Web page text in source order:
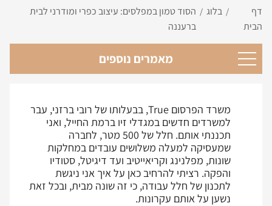
דף
הבית
/ בלוג / הסוד טמון במפלסים: עיצוב כפרי ומודרני לבית
ברעננה
מאמרים נוספים
משרד הפרסום True, בבעלותו של רובי ברזני, עבר
למשרדים חדשים במגדלי זיו ברמת החייל, ואני
תכננתי אותם. חלל של 500 מטר, לחברה
שמעסיקה למעלה משלושים עובדים במחלקות
שונות, מפלנינג וקריאייטיב ועד דיגיטל, סטודיו
והפקה. רציתי להרחיב כאן על איך אני ניגשת
לתכנון של חלל עבודה, כי זה שונה מבית, ובכל זאת
נשען על אותם עקרונות.